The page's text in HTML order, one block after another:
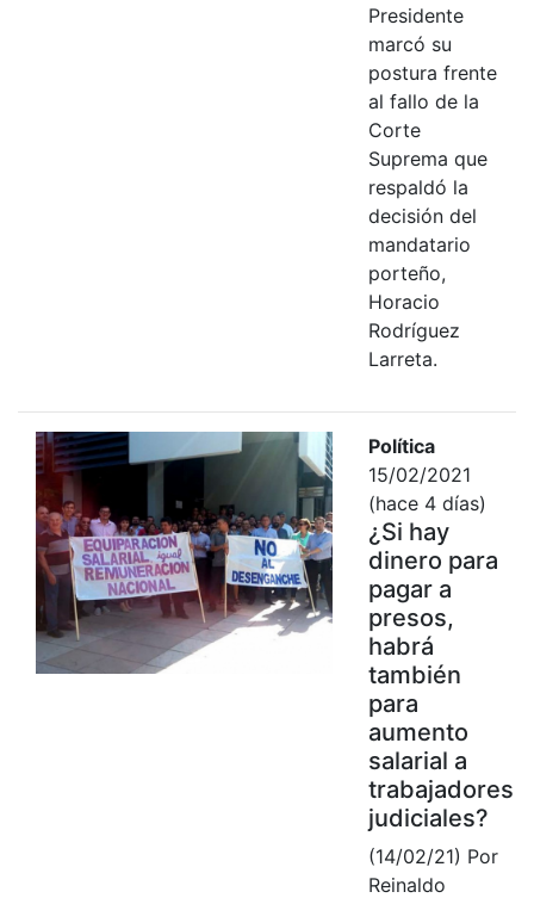
Presidente
marcó su
postura frente
al fallo de la
Corte
Suprema que
respaldó la
decisión del
mandatario
porteño,
Horacio
Rodríguez
Larreta.
Política
15/02/2021
(hace 4 días)
¿Si hay
dinero para
pagar a
presos,
habrá
también
para
aumento
salarial a
trabajadores
judiciales?
(14/02/21) Por
Reinaldo